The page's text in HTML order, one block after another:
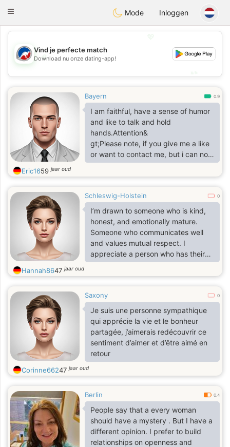
AustraliaChat
Toggle
Mode Inloggen
💖
💕
Vind je perfecte match
Download nu onze dating-app!
Bayern 0.9
I am faithful, have a sense of humor
and like to talk and hold
hands.Attention&
gt;Please note, if you give me a like
or want to contact me, but i can not
respond, because&
lt;&
see the content of this profile
because Your residence is not in the
circle of this member. So you wrote
me or liked me, but i can not answer,
because you blocked my country.
Eric1659jaar oud
Schleswig-Holstein 0
I’m drawn to someone who is kind,
honest, and emotionally mature.
Someone who communicates well
and values mutual respect. I
appreciate a person who has their
own goals and passions but also
makes time for the relationship. A
mindset go a long way for me.”
Hannah8647jaar oud
Saxony 0
Je suis une personne sympathique
qui apprécie la vie et le bonheur
partagée, j’aimerais redécouvrir ce
sentiment d’aimer et d’être aimé en
retour
Corinne66247jaar oud
Berlin 0.4
People say that a every woman
should have a mystery . But I have a
different opinion. I prefer to build
relationships on openness and